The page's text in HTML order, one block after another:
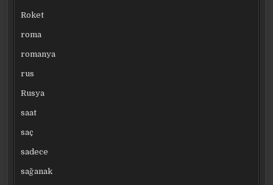
Roket
roma
romanya
rus
Rusya
saat
saç
sadece
sağanak